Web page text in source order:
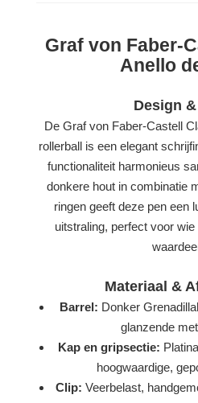
Graf von Faber-
Anello
Design
De Graf von Faber-Castell
rollerball is een elegant
functionaliteit harmonieus
donkere hout in combinatie
ringen geeft deze pen een
uitstraling, perfect voor
Materiaal &
Barrel: Donker
glanzende
Kap en gripsectie:
hoogwaardige,
Clip: Veerbelast,